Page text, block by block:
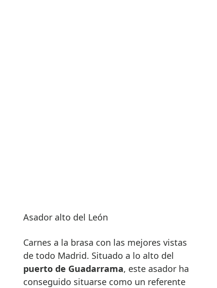
Asador alto del León
Carnes a la brasa con las mejores vistas
de todo Madrid. Situado a lo alto del
puerto de Guadarrama, este asador ha
conseguido situarse como un referente